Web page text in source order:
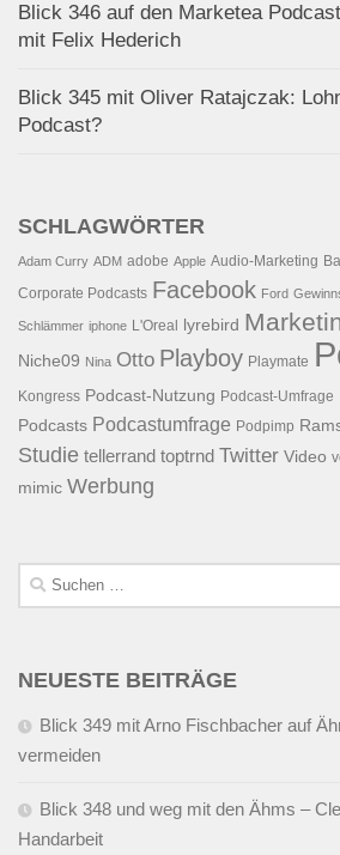
Blick 346 auf den Marketea
mit Felix Hederich
Blick 345 mit Oliver Ratajczak:
Podcast?
SCHLAGWÖRTER
Adam Curry ADM adobe Apple Audio-Marketing
Corporate Podcasts Facebook Ford
Schlämmer iphone L'Oreal lyrebird
Niche09 Nina Otto Playboy Playmate
Kongress Podcast-Nutzung Podcast-Umfrage
Podcasts Podcastumfrage Podpimp
Studie tellerrand toptrnd Twitter Video
mimic Werbung
Suchen
nach:
NEUESTE BEITRÄGE
Blick 349 mit Arno Fischbacher auf
vermeiden
Blick 348 und weg mit den Ähms –
Handarbeit